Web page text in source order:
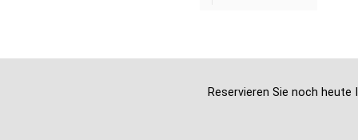
Reservieren Sie noch